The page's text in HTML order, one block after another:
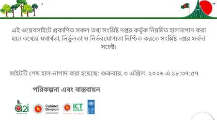
এই ওয়েবসাইটে প্রকাশিত সকল তথ্য সংশ্লিষ্ট দপ্তর কর্তৃক নিয়মিত হালনাগাদ করা
হয়। তথ্যের যথার্থতা, নির্ভুলতা ও নির্ভরযোগ্যতা নিশ্চিত করতে সংশ্লিষ্ট দপ্তর সর্বদা
সচেষ্ট।
সাইটটি শেষ হাল-নাগাদ করা হয়েছে: শুক্রবার, ৩ এপ্রিল, ২০২৬ এ ১৮:৩৭:৫৭
পরিকল্পনা এবং বাস্তবায়ন